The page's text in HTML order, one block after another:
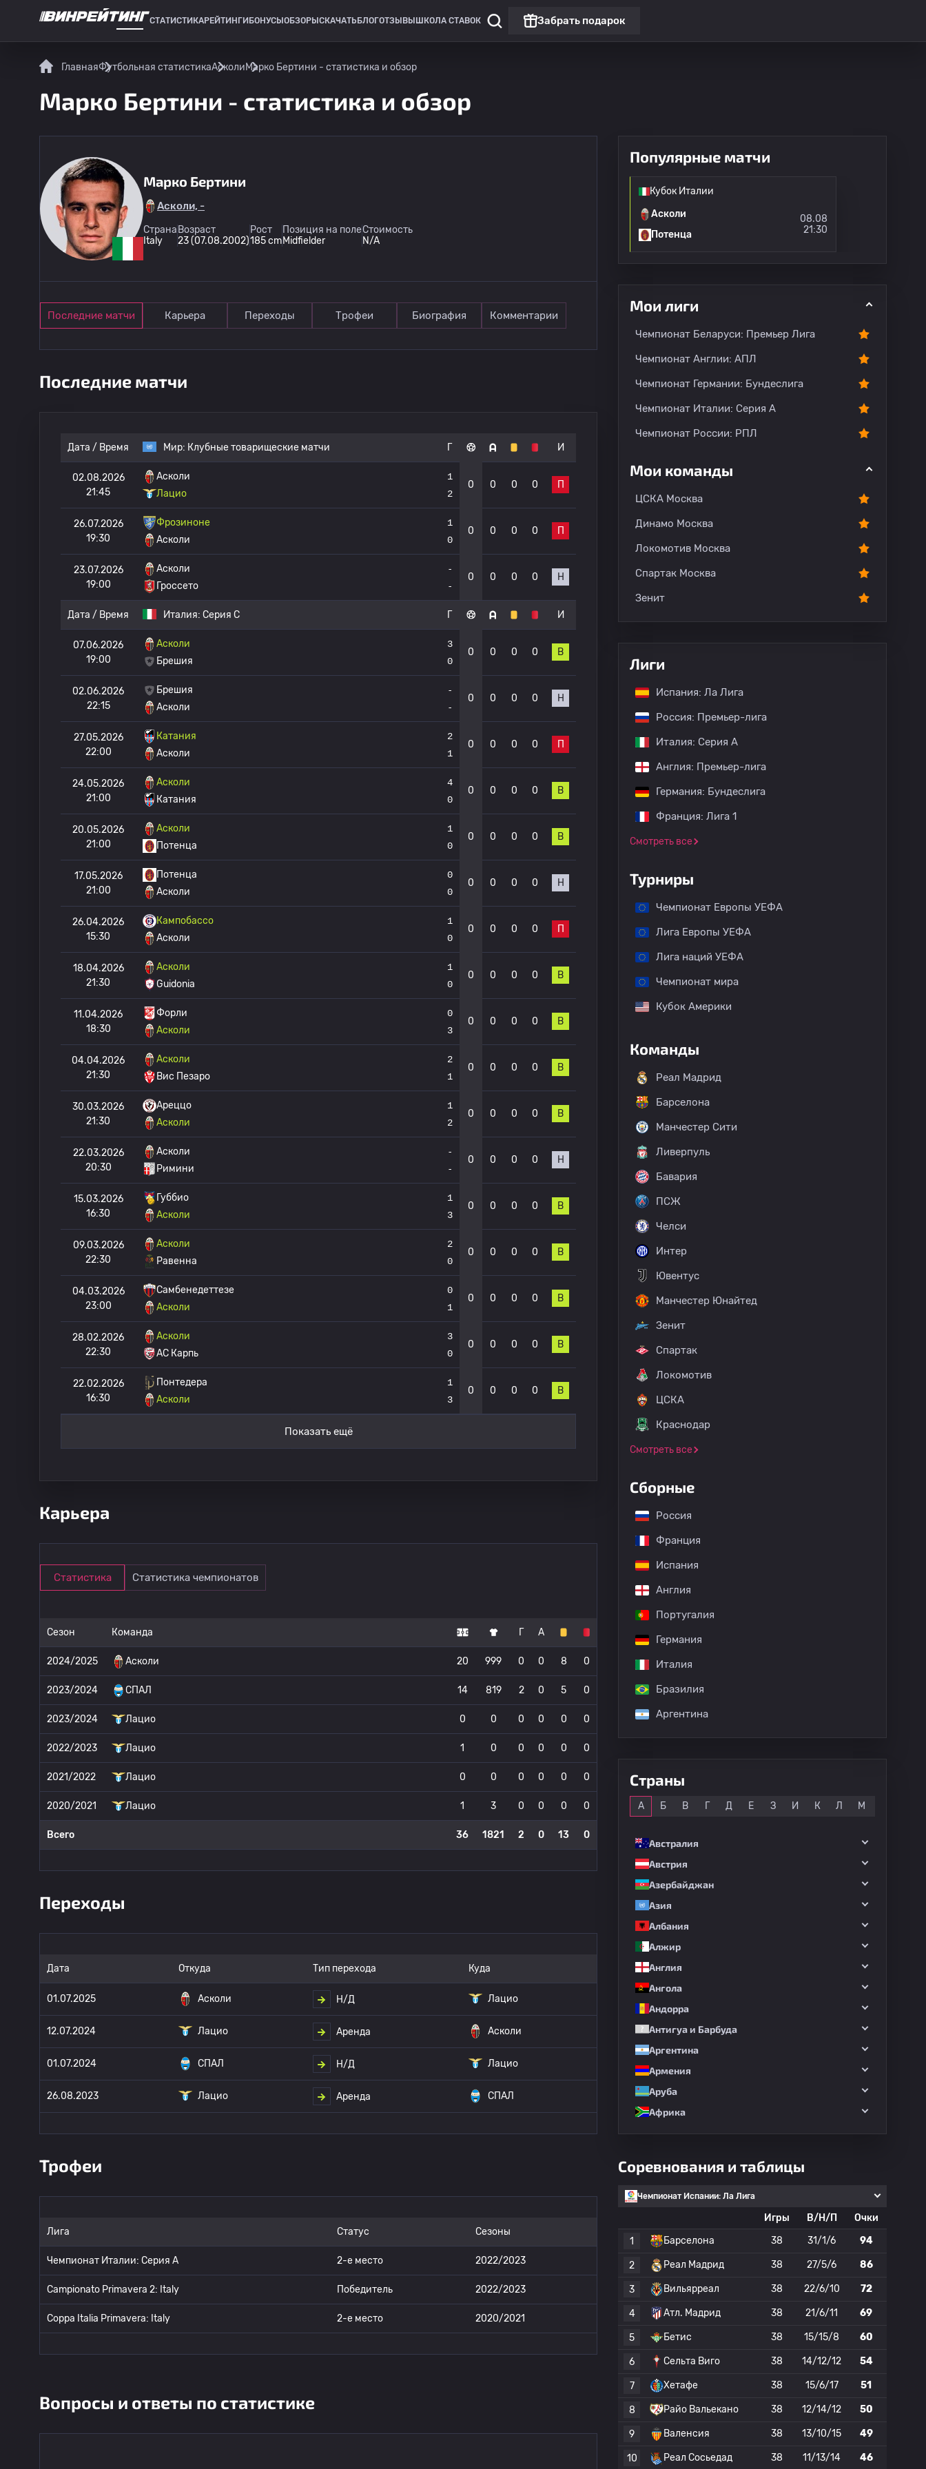
СТАТИСТИКАРЕЙТИНГИ БОНУСЫ ОБЗОРЫ СКАЧАТЬ БЛОГОТЗЫВЫ ШКОЛА СТАВОК Забрать подарок
ГлавнаяФутбольная статистикаАсколиМарко Бертини - статистика и обзор
Марко Бертини - статистика и обзор
Марко Бертини
Асколи, -
Страна
Italy
Возраст
23 (07.08.2002)
Рост
185 cm
Позиция на поле
Midfielder
Стоимость
N/A
Последние матчи Карьера Переходы Трофеи Биография Комментарии
Последние матчи
Дата / Время Мир: Клубные товарищеские матчи Г И
02.08.2026
21:45
Асколи
Лацио
1
2
0 0 0 0 П
26.07.2026
19:30
Фрозиноне
Асколи
1
0
0 0 0 0 П
23.07.2026
19:00
Асколи
Гроссето
-
-
0 0 0 0 Н
Дата / Время Италия: Серия C Г И
07.06.2026
19:00
Асколи
Брешия
3
0
0 0 0 0 В
02.06.2026
22:15
Брешия
Асколи
-
-
0 0 0 0 Н
27.05.2026
22:00
Катания
Асколи
2
1
0 0 0 0 П
24.05.2026
21:00
Асколи
Катания
4
0
0 0 0 0 В
20.05.2026
21:00
Асколи
Потенца
1
0
0 0 0 0 В
17.05.2026
21:00
Потенца
Асколи
0
0
0 0 0 0 Н
26.04.2026
15:30
Кампобассо
Асколи
1
0
0 0 0 0 П
18.04.2026
21:30
Асколи
Guidonia
1
0
0 0 0 0 В
11.04.2026
18:30
Форли
Асколи
0
3
0 0 0 0 В
04.04.2026
21:30
Асколи
Вис Пезаро
2
1
0 0 0 0 В
30.03.2026
21:30
Ареццо
Асколи
1
2
0 0 0 0 В
22.03.2026
20:30
Асколи
Римини
-
-
0 0 0 0 Н
15.03.2026
16:30
Губбио
Асколи
1
3
0 0 0 0 В
09.03.2026
22:30
Асколи
Равенна
2
0
0 0 0 0 В
04.03.2026
23:00
Самбенедеттезе
Асколи
0
1
0 0 0 0 В
28.02.2026
22:30
Асколи
АС Карпь
3
0
0 0 0 0 В
22.02.2026
16:30
Понтедера
Асколи
1
3
0 0 0 0 В
Показать ещё
Карьера
Статистика Статистика чемпионатов
Сезон Команда Г А
2024/2025 Асколи 20 999 0 0 8 0
2023/2024 СПАЛ 14 819 2 0 5 0
2023/2024 Лацио 0 0 0 0 0 0
2022/2023 Лацио 1 0 0 0 0 0
2021/2022 Лацио 0 0 0 0 0 0
2020/2021 Лацио 1 3 0 0 0 0
Всего 36 1821 2 0 13 0
Переходы
Дата Откуда Тип перехода Куда
01.07.2025 Асколи Н/Д Лацио
12.07.2024 Лацио Аренда Асколи
01.07.2024 СПАЛ Н/Д Лацио
26.08.2023 Лацио Аренда СПАЛ
Трофеи
Лига Статус Сезоны
Чемпионат Италии: Серия А 2-е место 2022/2023
Campionato Primavera 2: Italy Победитель 2022/2023
Coppa Italia Primavera: Italy 2-е место 2020/2021
Вопросы и ответы по статистике
Популярные матчи
Кубок Италии
Асколи
Потенца
08.08
21:30
Мои лиги
Чемпионат Беларуси: Премьер Лига
Чемпионат Англии: АПЛ
Чемпионат Германии: Бундеслига
Чемпионат Италии: Серия А
Чемпионат России: РПЛ
Мои команды
ЦСКА Москва
Динамо Москва
Локомотив Москва
Спартак Москва
Зенит
Лиги
Испания: Ла Лига
Россия: Премьер-лига
Италия: Серия А
Англия: Премьер-лига
Германия: Бундеслига
Франция: Лига 1
Смотреть все
Турниры
Чемпионат Европы УЕФА
Лига Европы УЕФА
Лига наций УЕФА
Чемпионат мира
Кубок Америки
Команды
Реал Мадрид
Барселона
Манчестер Сити
Ливерпуль
Бавария
ПСЖ
Челси
Интер
Ювентус
Манчестер Юнайтед
Зенит
Спартак
Локомотив
ЦСКА
Краснодар
Смотреть все
Сборные
Россия
Франция
Испания
Англия
Португалия
Германия
Италия
Бразилия
Аргентина
Страны
А Б В Г Д Е З И К Л М
Австралия
Австрия
Азербайджан
Азия
Албания
Алжир
Англия
Ангола
Андорра
Антигуа и Барбуда
Аргентина
Армения
Аруба
Африка
Соревнования и таблицы
Чемпионат Испании: Ла Лига
Игры В/Н/П
Очки
1
Барселона 38 31/1/6 94
2 Реал Мадрид 38 27/5/6 86
3 Вильярреал 38 22/6/10 72
4 Атл. Мадрид 38 21/6/11 69
5 Бетис 38 15/15/8 60
6 Сельта Виго 38 14/12/12 54
7 Хетафе 38 15/6/17 51
8 Райо Вальекано 38 12/14/12 50
9 Валенсия 38 13/10/15 49
10 Реал Сосьедад 38 11/13/14 46